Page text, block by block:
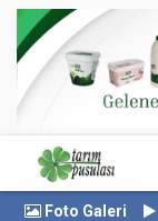
Foto Galeri